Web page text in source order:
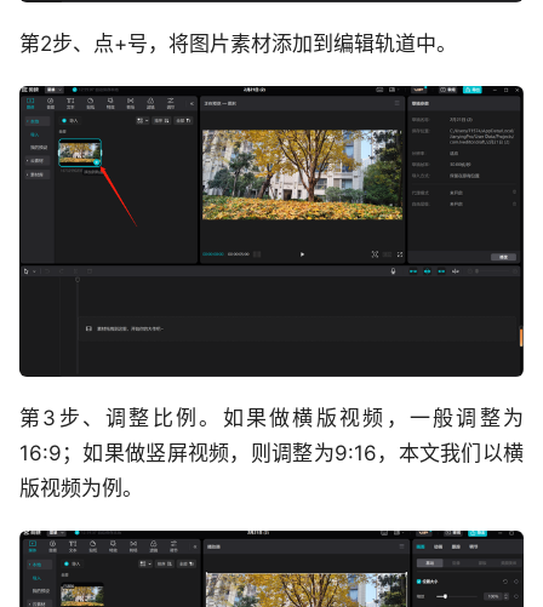
第2步、点+号，将图片素材添加到编辑轨道中。
第3步、调整比例。如果做横版视频，一般调整为
16:9；如果做竖屏视频，则调整为9:16，本文我们以横
版视频为例。